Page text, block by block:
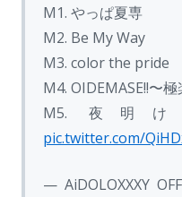
M1. やっぱ夏専
M2. Be My Way
M3. color the pride
M4. OIDEMASE!!〜極
M5. 夜明け
pic.twitter.com/
— AiDOLOXXXY